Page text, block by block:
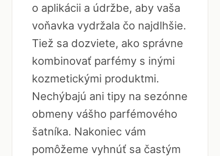
o aplikácii a údržbe, aby vaša
voňavka vydržala čo najdlhšie.
Tiež sa dozviete, ako správne
kombinovať parfémy s inými
kozmetickými produktmi.
Nechýbajú ani tipy na sezónne
obmeny vášho parfémového
šatníka. Nakoniec vám
pomôžeme vyhnúť sa častým